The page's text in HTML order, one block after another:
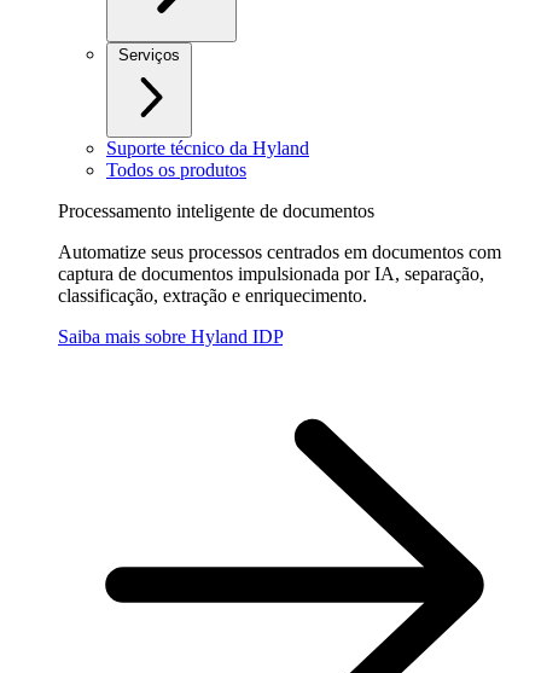
Serviços
Suporte técnico da Hyland
Todos os produtos
Processamento inteligente de documentos
Automatize seus processos centrados em documentos com
captura de documentos impulsionada por IA, separação,
classificação, extração e enriquecimento.
Saiba mais sobre Hyland IDP